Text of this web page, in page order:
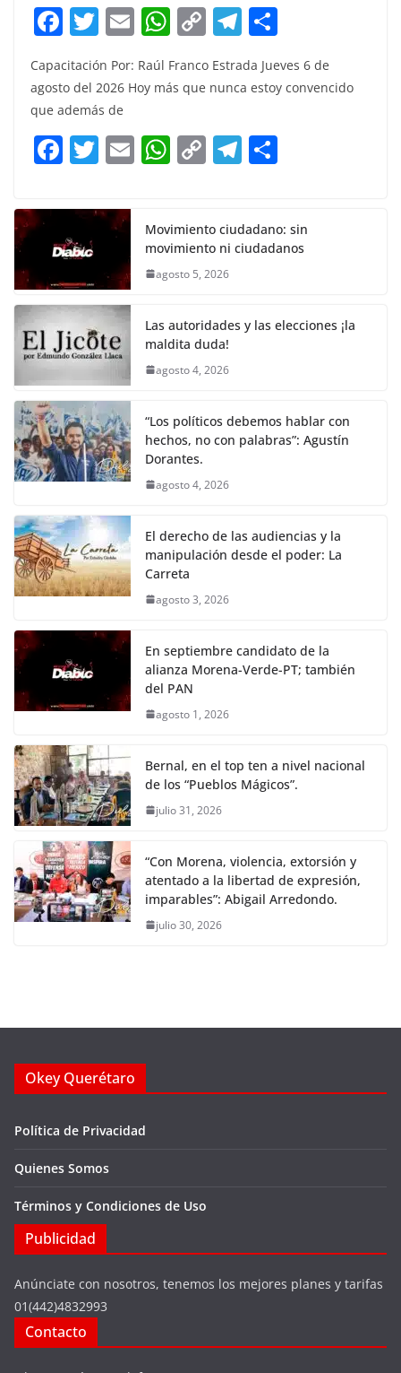
F
c
e
b
o
k
T
itt
er
E
ai
W
at
A
p
C
p
Li
n
T
e
a
m
ar
e
Capacitación Por: Raúl Franco Estrada Jueves 6 de
agosto del 2026 Hoy más que nunca estoy convencido
que además de
F
c
e
b
o
o
k
T
itt
er
E W
s
A
p
C
y
Li
k
T
gr
a
e
Movimiento ciudadano: sin
movimiento ni ciudadanos
agosto 5, 2026
Las autoridades y las elecciones ¡la
maldita duda!
agosto 4, 2026
“Los políticos debemos hablar con
hechos, no con palabras”: Agustín
Dorantes.
agosto 4, 2026
El derecho de las audiencias y la
manipulación desde el poder: La
Carreta
agosto 3, 2026
En septiembre candidato de la
alianza Morena-Verde-PT; también
del PAN
agosto 1, 2026
Bernal, en el top ten a nivel nacional
de los “Pueblos Mágicos”.
julio 31, 2026
“Con Morena, violencia, extorsión y
atentado a la libertad de expresión,
imparables”: Abigail Arredondo.
julio 30, 2026
Okey Querétaro
Política de Privacidad
Quienes Somos
Términos y Condiciones de Uso
Publicidad
Anúnciate con nosotros, tenemos los mejores planes y tarifas
01(442)4832993
Contacto